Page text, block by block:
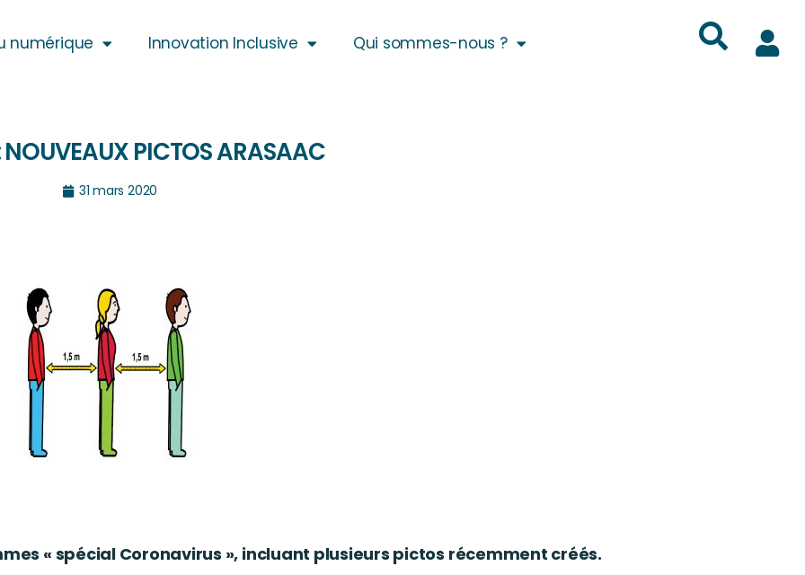
numérique Innovation Inclusive Qui sommes-nous ?
NOUVEAUX PICTOS ARASAAC
31 mars 2020
« spécial Coronavirus », incluant plusieurs pictos récemment créés.